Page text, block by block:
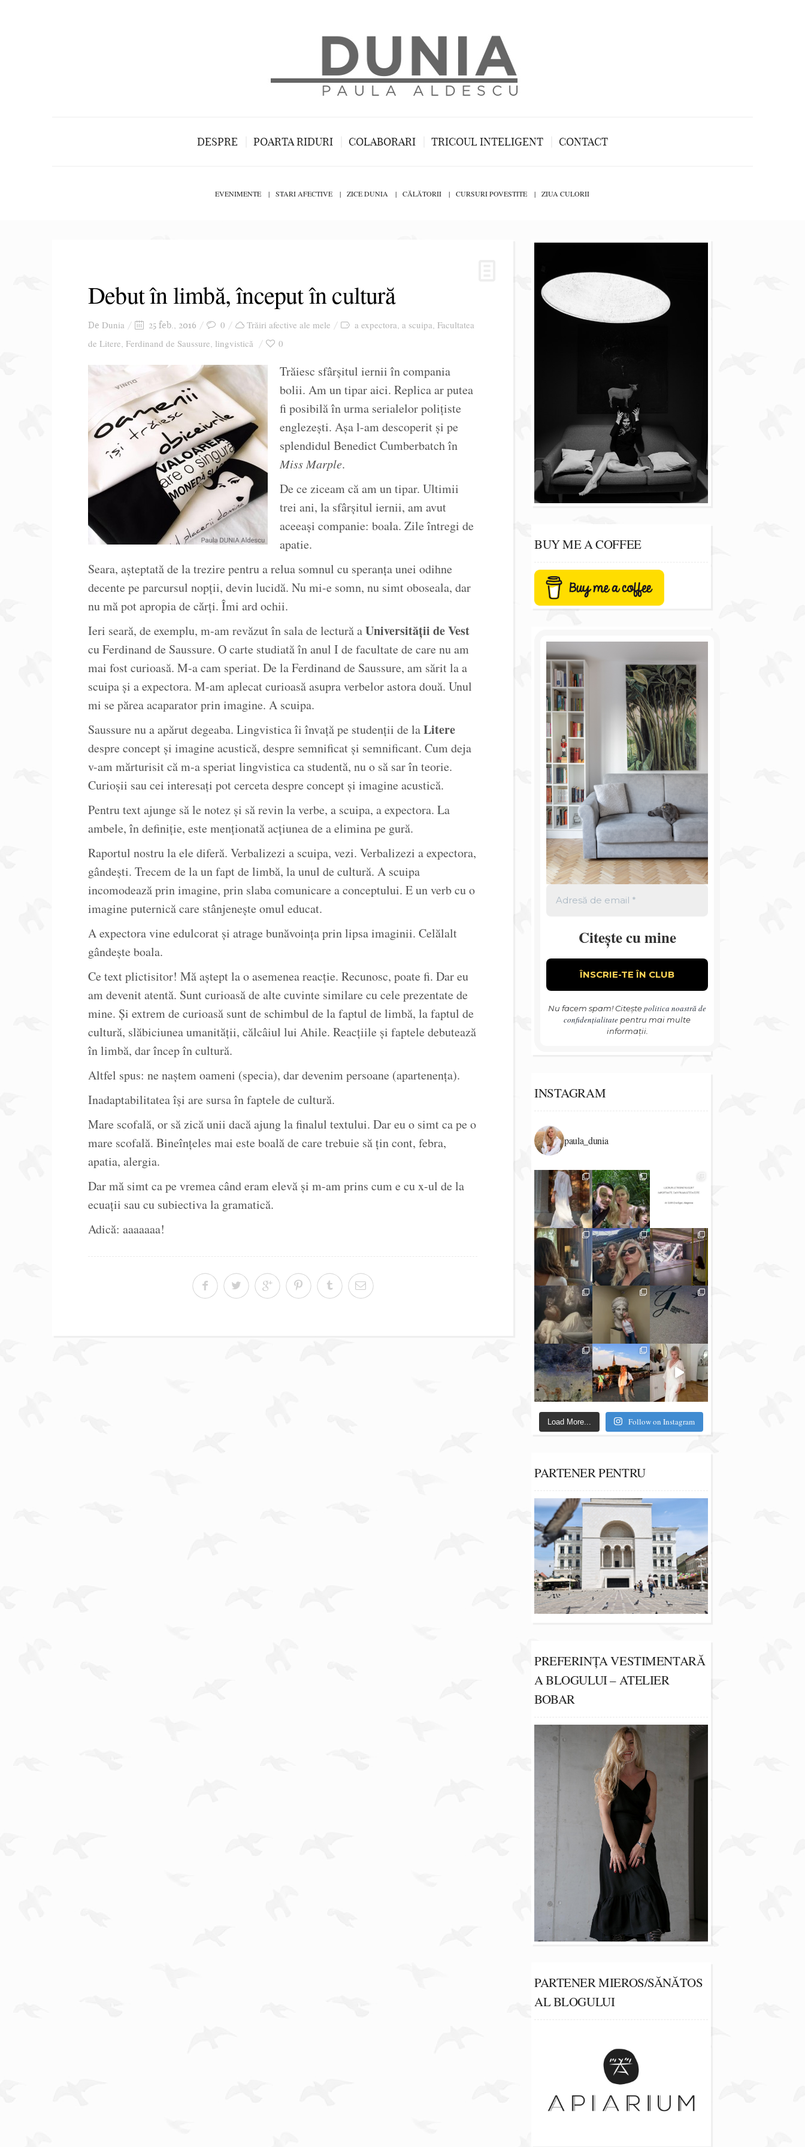
DESPRE POARTA RIDURI COLABORARI TRICOUL INTELIGENT CONTACT
EVENIMENTE STARI AFECTIVE ZICE DUNIA CĂLĂTORII CURSURI POVESTITE ZIUA CULORII
Debut în limbă, început în cultură
De Dunia 25 feb., 2016 0 Trăiri afective ale mele a expectora, a scuipa, Facultatea
de Litere, Ferdinand de Saussure, lingvistică 0
Trăiesc sfârşitul iernii în compania
bolii. Am un tipar aici. Replica ar putea
fi posibilă în urma serialelor poliţiste
englezeşti. Aşa l-am descoperit şi pe
splendidul Benedict Cumberbatch în
Miss Marple.
De ce ziceam că am un tipar. Ultimii
trei ani, la sfârşitul iernii, am avut
aceeaşi companie: boala. Zile întregi de
apatie.
Seara, aşteptată de la trezire pentru a relua somnul cu speranţa unei odihne
decente pe parcursul nopţii, devin lucidă. Nu mi-e somn, nu simt oboseala, dar
nu mă pot apropia de cărţi. Îmi ard ochii.
Ieri seară, de exemplu, m-am revăzut în sala de lectură aUniversităţii de Vest
cu Ferdinand de Saussure. O carte studiată în anul I de facultate de care nu am
mai fost curioasă. M-a cam speriat. De la Ferdinand de Saussure, am sărit la a
scuipa şi a expectora. M-am aplecat curioasă asupra verbelor astora două. Unul
mi se părea acaparator prin imagine. A scuipa.
Saussure nu a apărut degeaba. Lingvistica îi învaţă pe studenţii de laLitere
despre concept şi imagine acustică, despre semnificat şi semnificant. Cum deja
v-am mărturisit că m-a speriat lingvistica ca studentă, nu o să sar în teorie.
Curioşii sau cei interesaţi pot cerceta despre concept şi imagine acustică.
Pentru text ajunge să le notez şi să revin la verbe, a scuipa, a expectora. La
ambele, în definiţie, este menţionată acţiunea de a elimina pe gură.
Raportul nostru la ele diferă. Verbalizezi a scuipa, vezi. Verbalizezi a expectora,
gândeşti. Trecem de la un fapt de limbă, la unul de cultură. A scuipa
incomodează prin imagine, prin slaba comunicare a conceptului. E un verb cu o
imagine puternică care stânjeneşte omul educat.
A expectora vine edulcorat şi atrage bunăvoinţa prin lipsa imaginii. Celălalt
gândeşte boala.
Ce text plictisitor! Mă aştept la o asemenea reacţie. Recunosc, poate fi. Dar eu
am devenit atentă. Sunt curioasă de alte cuvinte similare cu cele prezentate de
mine. Şi extrem de curioasă sunt de schimbul de la faptul de limbă, la faptul de
cultură, slăbiciunea umanităţii, călcâiul lui Ahile. Reacţiile şi faptele debutează
în limbă, dar încep în cultură.
Altfel spus: ne naştem oameni (specia), dar devenim persoane (apartenenţa).
Inadaptabilitatea îşi are sursa în faptele de cultură.
Mare scofală, or să zică unii dacă ajung la finalul textului. Dar eu o simt ca pe o
mare scofală. Bineînţeles mai este boală de care trebuie să ţin cont, febra,
apatia, alergia.
Dar mă simt ca pe vremea când eram elevă şi m-am prins cum e cu x-ul de la
ecuaţii sau cu subiectiva la gramatică.
Adică: aaaaaaa!
BUY ME A COFFEE
Citește cu mine
Nu facem spam! Citeștepolitica noastră de
confidențialitate pentru mai multe
informații.
INSTAGRAM
paula_dunia
Load More... Follow on Instagram
PARTENER PENTRU
PREFERINȚA VESTIMENTARĂ
A BLOGULUI – ATELIER
BOBAR
PARTENER MIEROS/SĂNĂTOS
AL BLOGULUI